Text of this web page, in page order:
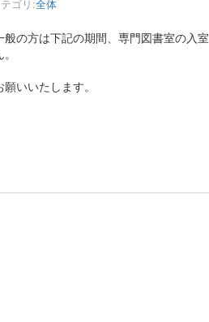
ゴリ:全体
の方は下記の期間、専門図書室の入室
いいたします。